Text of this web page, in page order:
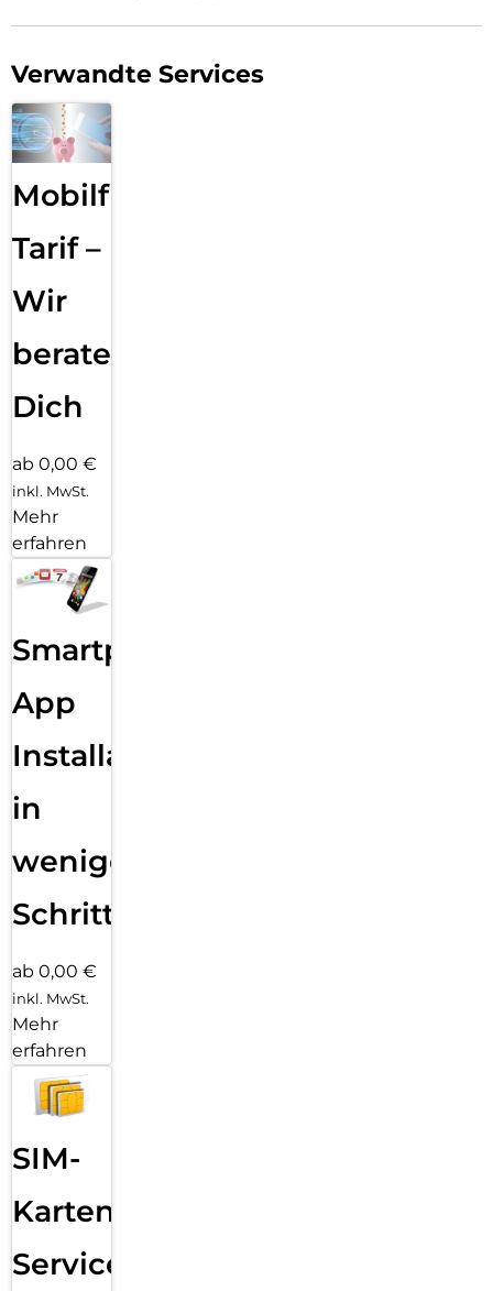
Verwandte Services
Mobilfunk
Tarif –
Wir
beraten
Dich
ab 0,00 €
inkl. MwSt.
Mehr
erfahren
Smartphone
App
Installation
in
wenigen
Schritten
ab 0,00 €
inkl. MwSt.
Mehr
erfahren
SIM-
Karten
Service: